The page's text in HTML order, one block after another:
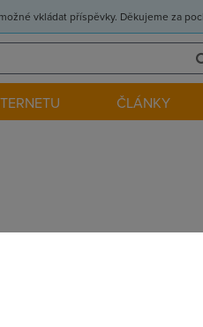
vkládat příspěvky. Děkujeme za
ČLÁNKY
mi padalo po minutě až
nový driver z